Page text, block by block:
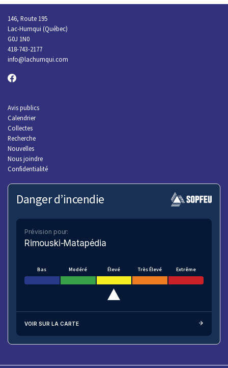
146, Route 195
Lac-Humqui (Québec)
G0J 1N0
418-743-2177
info@lachumqui.com
Avis publics
Calendrier
Collectes
Recherche
Nouvelles
Nous joindre
Confidentialité
Danger d’incendie
Prévision pour:
Rimouski-Matapédia
Bas Modéré Élevé Très Élevé Extrême
VOIR SUR LA CARTE